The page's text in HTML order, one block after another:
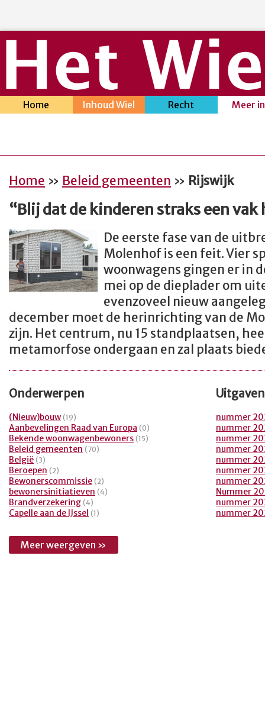
Home Inhoud Wiel Recht Meer
Home » Beleid gemeenten » Rijswijk
“Blij dat de kinderen straks een vak
De eerste fase van de
Molenhof is een feit. Vier
woonwagens gingen er in
mei op de dieplader om
evenzoveel nieuw
december moet de herinrichting van de
zijn. Het centrum, nu 15 standplaatsen,
metamorfose ondergaan en zal plaats
Onderwerpen
(Nieuw)bouw (19)
Aanbevelingen Raad van Europa (0)
Bekende woonwagenbewoners (15)
Beleid gemeenten (70)
België (3)
Beroepen (2)
Bewonerscommissie (2)
bewonersinitiatieven (4)
Brandverzekering (4)
Capelle aan de IJssel (1)
Uitgaven
nummer
nummer
nummer
nummer
nummer
nummer
nummer
Nummer
nummer
nummer
Meer weergeven »